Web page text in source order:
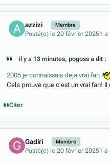
azzizi Membre
Posté(e) le 20 février 20251 a
il y a 13 minutes, pogoss a dit :
2005 je connaissais deja vrai fan
Cela prouve que c'est un vrai fan! Il
Citer
Gadiri Membre
Posté(e) le 20 février 20251 a